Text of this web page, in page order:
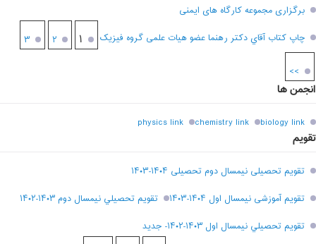
برگزاری مجموعه کارگاه های ایمنی
چاپ کتاب آقاي دکتر رهنما عضو هیات علمی گروه فیزیک
۱ ۲ ۳
>>
انجمن ها
biology link
chemistry link
physics link
تقویم
تقویم تحصیلی نیمسال دوم تحصیلی ۱۴۰۴-۱۴۰۳
تقویم آموزشی نیمسال اول ۱۴۰۴-۱۴۰۳
تقويم تحصيلي نيمسال دوم ۱۴۰۳-۱۴۰۲
تقويم تحصيلي نيمسال اول ۱۴۰۳-۱۴۰۲- جديد